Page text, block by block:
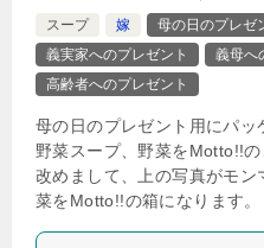
スープ
嫁 母の日のプレゼ
義実家へのプレゼント
義母へ
高齢者へのプレゼント
母の日のプレゼント用にパ
野菜スープ、野菜をMotto!!
改めまして、上の写真がモ
菜をMotto!!の箱になります